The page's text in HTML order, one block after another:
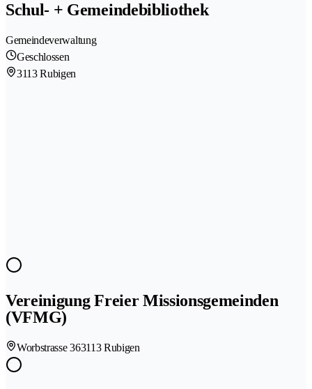
Schul- + Gemeindebibliothek
Gemeindeverwaltung
Geschlossen
3113 Rubigen
Vereinigung Freier Missionsgemeinden
(VFMG)
Worbstrasse 363113 Rubigen